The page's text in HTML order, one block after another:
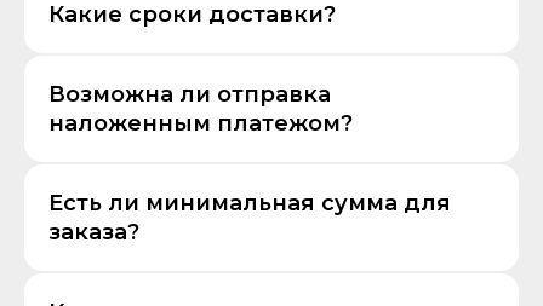
Какие сроки доставки?
Возможна ли отправка
наложенным платежом?
Есть ли минимальная сумма для
заказа?